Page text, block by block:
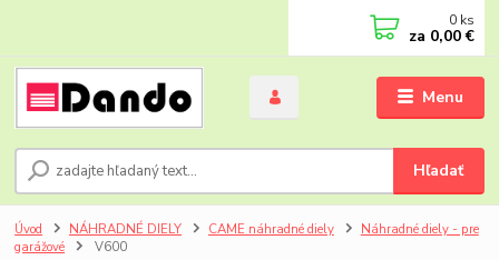
Menu
Hľadať
0 ks
za 0,00 €
Úvod NÁHRADNÉ DIELY CAME náhradné diely
Náhradné diely - pre
garážové
V600